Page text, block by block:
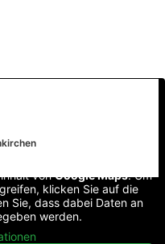
vonGoogle Maps. Um
klicken Sie auf die
Sie, dass dabei Daten an
werden.